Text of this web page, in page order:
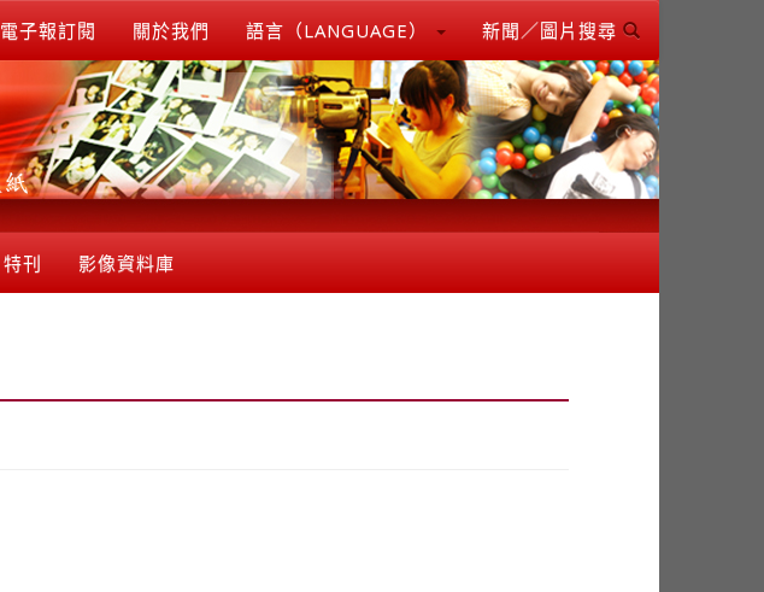
電子報訂閱 關於我們 語言（LANGUAGE） 新聞／圖片搜尋
特刊 影像資料庫